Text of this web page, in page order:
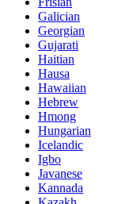
Galician
Georgian
Gujarati
Haitian
Hausa
Hawaiian
Hebrew
Hmong
Hungarian
Icelandic
Igbo
Javanese
Kannada